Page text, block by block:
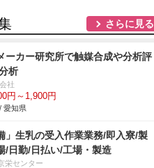
さらに見る
ーカー研究所で触媒合成や分析評
析
社
円～1,900円
愛知県
」生乳の受入作業業務/即入寮/製
/日勤/日払い/工場・製造
栄センター